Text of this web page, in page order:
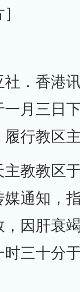
社．香港
一月三日
履行教区
主教教区
媒通知，
，因肝衰
时三十分